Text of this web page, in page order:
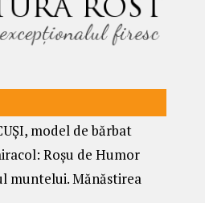
model de bărbat
Roșu de Humor
muntelui. Mănăstirea